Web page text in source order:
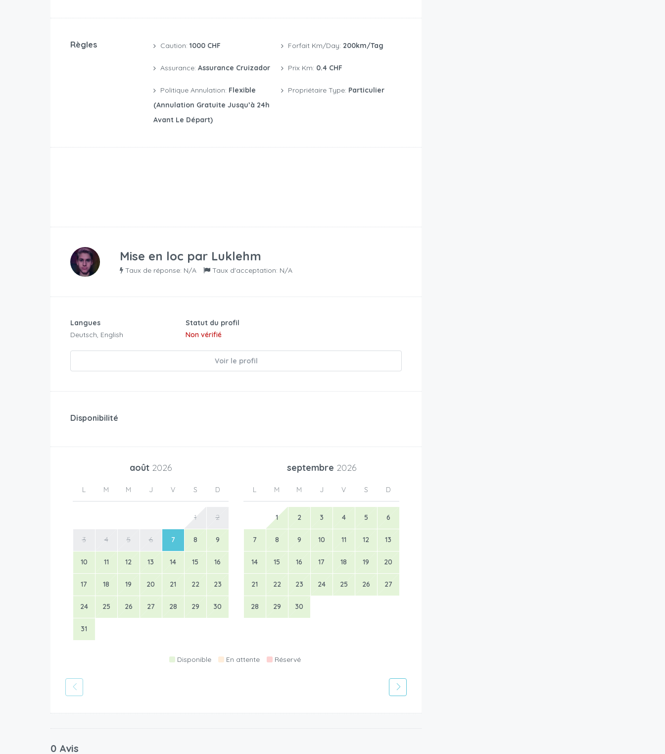
Règles Caution: 1000 CHF
Assurance: Assurance Cruizador
Politique Annulation: Flexible
(annulation Gratuite Jusqu’à 24h
Avant Le Départ)
Forfait Km/day: 200km/Tag
Prix Km: 0.4 CHF
Propriétaire Type: Particulier
Mise en loc par Luklehm
Taux de réponse: N/A Taux d'acceptation: N/A
Langues
Deutsch, English
Statut du profil
Non vérifié
Voir le profil
Disponibilité
août 2026
L M M J V S D
1 2
3 4 5 6 7 8 9
10 11 12 13 14 15 16
17 18 19 20 21 22 23
24 25 26 27 28 29 30
31
septembre 2026
L M M J V S D
1 2 3 4 5 6
7 8 9 10 11 12 13
14 15 16 17 18 19 20
21 22 23 24 25 26 27
28 29 30
Disponible En attente Réservé
0 Avis